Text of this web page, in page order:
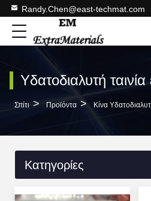
Randy.Chen@east-techmat.com
Υδατοδιαλυτή
Σπίτι > Προϊόντα > Κίνα
Κατηγορίες